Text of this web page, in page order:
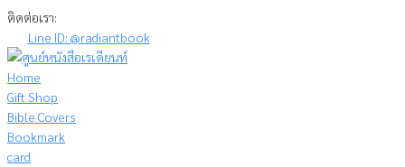
Skip
content
ติดต่อเรา:
Line ID: @radiantbook
Home
Gift Shop
Bible Covers
Bookmark
card